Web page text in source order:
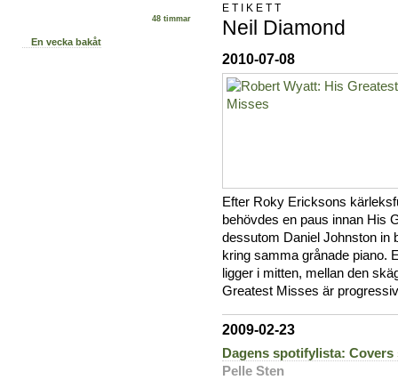
48 timmar
En vecka bakåt
ETIKETT
Neil Diamond
2010-07-08
Efter Roky Ericksons
behövdes en paus innan His
dessutom Daniel Johnston in
kring samma grånade piano.
ligger i mitten, mellan den
Greatest Misses är
2009-02-23
Dagens spotifylista:
Pelle Sten